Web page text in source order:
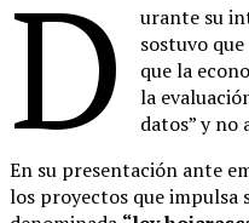
D
urante su
sostuvo
que la
la
datos” y no
En su presentación ante
los proyectos que impulsa